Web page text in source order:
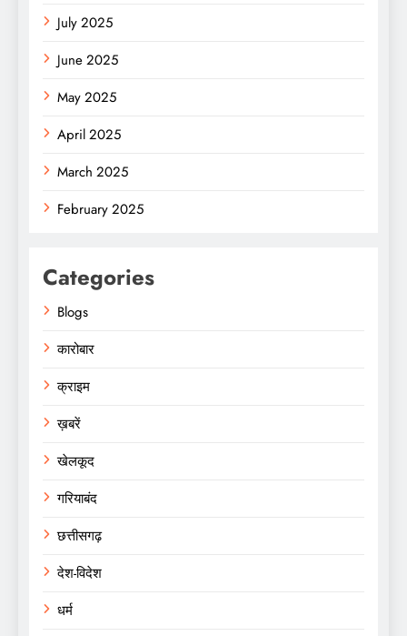
July 2025
June 2025
May 2025
April 2025
March 2025
February 2025
Categories
Blogs
कारोबार
क्राइम
ख़बरें
खेलकूद
गरियाबंद
छत्तीसगढ़
देश-विदेश
धर्म